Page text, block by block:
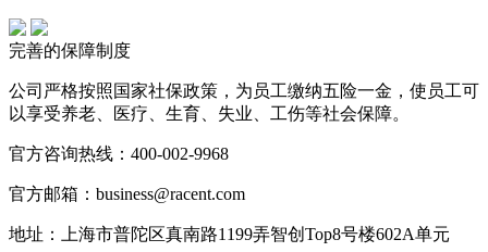
完善的保障制度
公司严格按照国家社保政策，为员工缴纳五险一金，使员工可
以享受养老、医疗、生育、失业、工伤等社会保障。
官方咨询热线：400-002-9968
官方邮箱：business@racent.com
地址：上海市普陀区真南路1199弄智创Top8号楼602A单元